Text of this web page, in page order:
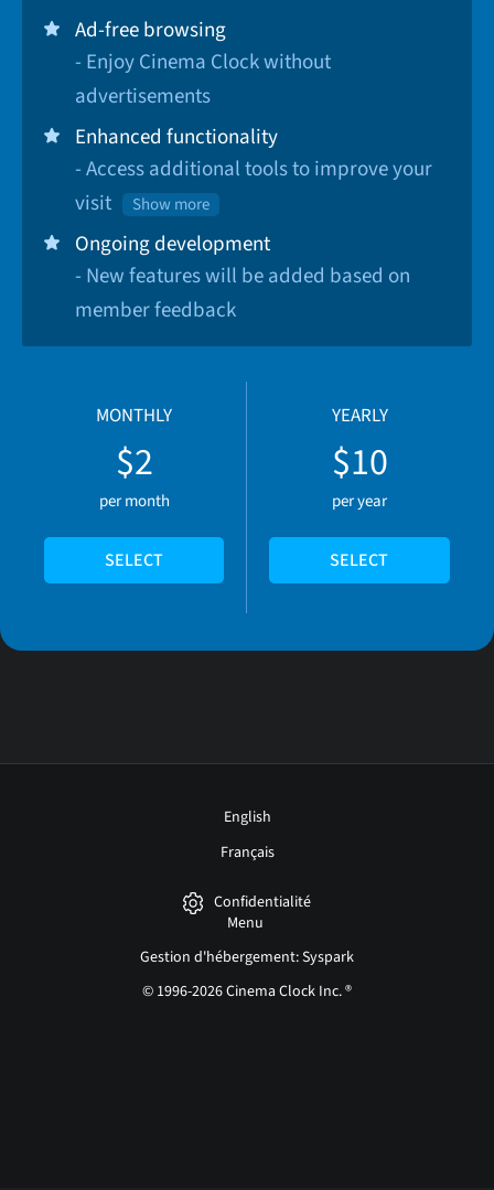
Ad-free browsing
- Enjoy Cinema Clock without
advertisements
Enhanced functionality
- Access additional tools to improve your
visit
Show more
Ongoing development
- New features will be added based on
member feedback
MONTHLY
$2
per month
SELECT
YEARLY
$10
per year
SELECT
English
Français
Confidentialité
Menu
Gestion d'hébergement: Syspark
© 1996-2026 Cinema Clock Inc. ®